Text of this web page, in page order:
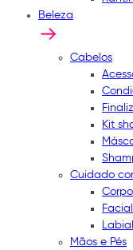
Beleza
Cabelos
Kit
Cuidado
Facial
Labial
Mãos e Pés